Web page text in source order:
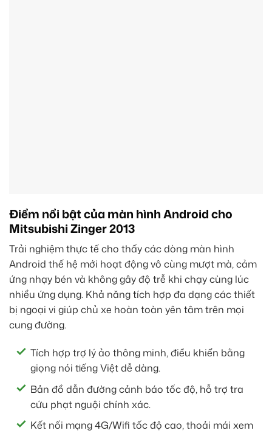
Điểm nổi bật của màn hình Android cho
Mitsubishi Zinger 2013
Trải nghiệm thực tế cho thấy các dòng màn hình
Android thế hệ mới hoạt động vô cùng mượt mà, cảm
ứng nhạy bén và không gây độ trễ khi chạy cùng lúc
nhiều ứng dụng. Khả năng tích hợp đa dạng các thiết
bị ngoại vi giúp chủ xe hoàn toàn yên tâm trên mọi
cung đường.
Tích hợp trợ lý ảo thông minh, điều khiển bằng
giọng nói tiếng Việt dễ dàng.
Bản đồ dẫn đường cảnh báo tốc độ, hỗ trợ tra
cứu phạt nguội chính xác.
Kết nối mạng 4G/Wifi tốc độ cao, thoải mái xem